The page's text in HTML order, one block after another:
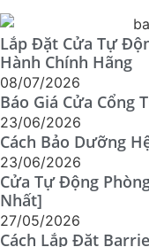
Lắp Đặt Cửa Tự
Hành Chính Hãng
08/07/2026
Báo Giá Cửa Cổng
23/06/2026
Cách Bảo Dưỡng
23/06/2026
Cửa Tự Động
Nhất]
27/05/2026
Cách Lắp Đặt